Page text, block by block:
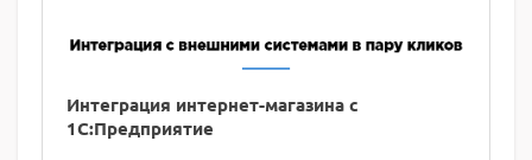
Интеграция интернет-магазина с
1С:Предприятие